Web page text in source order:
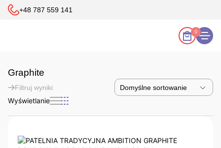
+48 787 559 141
0
Graphite
Filtruj wyniki
Wyświetlanie